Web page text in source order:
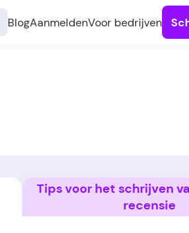
BlogAanmeldenVoor bedrijven
Tips voor het schrijven
recensie